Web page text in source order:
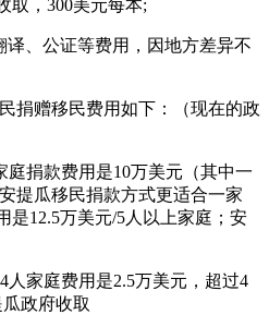
取，300美元每本;
、公证等费用，因地方差异不
捐赠移民费用如下：（现在的政
庭捐款费用是10万美元（其中一
提瓜移民捐款方式更适合一家
是12.5万美元/5人以上家庭；安
人家庭费用是2.5万美元，超过4
政府收取